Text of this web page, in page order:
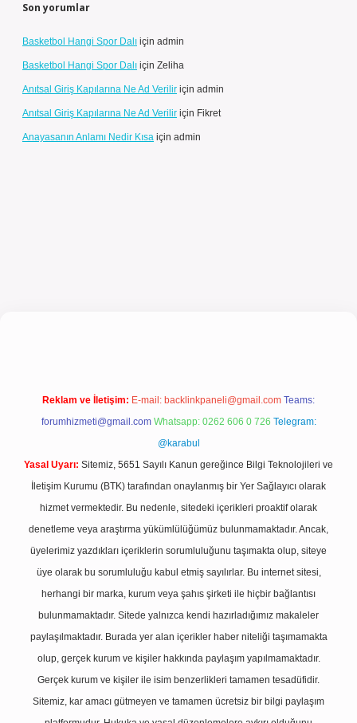
Son yorumlar
Basketbol Hangi Spor Dalı için admin
Basketbol Hangi Spor Dalı için Zeliha
Anıtsal Giriş Kapılarına Ne Ad Verilir için admin
Anıtsal Giriş Kapılarına Ne Ad Verilir için Fikret
Anayasanın Anlamı Nedir Kısa için admin
Reklam ve İletişim: E-mail: backlinkpaneli@gmail.com Teams:
forumhizmeti@gmail.com Whatsapp: 0262 606 0 726 Telegram:
@karabul
Yasal Uyarı: Sitemiz, 5651 Sayılı Kanun gereğince Bilgi Teknolojileri ve
İletişim Kurumu (BTK) tarafından onaylanmış bir Yer Sağlayıcı olarak
hizmet vermektedir. Bu nedenle, sitedeki içerikleri proaktif olarak
denetleme veya araştırma yükümlülüğümüz bulunmamaktadır. Ancak,
üyelerimiz yazdıkları içeriklerin sorumluluğunu taşımakta olup, siteye
üye olarak bu sorumluluğu kabul etmiş sayılırlar. Bu internet sitesi,
herhangi bir marka, kurum veya şahıs şirketi ile hiçbir bağlantısı
bulunmamaktadır. Sitede yalnızca kendi hazırladığımız makaleler
paylaşılmaktadır. Burada yer alan içerikler haber niteliği taşımamakta
olup, gerçek kurum ve kişiler hakkında paylaşım yapılmamaktadır.
Gerçek kurum ve kişiler ile isim benzerlikleri tamamen tesadüfidir.
Sitemiz, kar amacı gütmeyen ve tamamen ücretsiz bir bilgi paylaşım